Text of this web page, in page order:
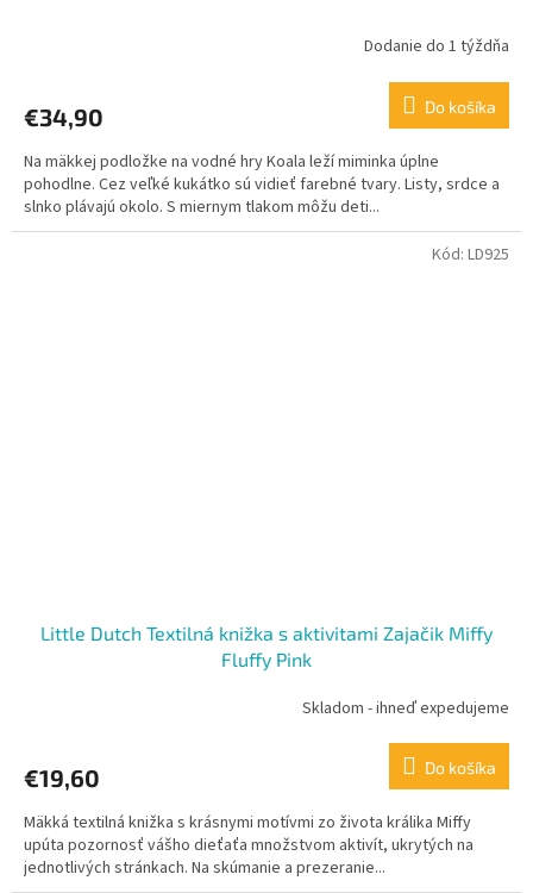
Dodanie do 1 týždňa
€34,90 Do košíka
Na mäkkej podložke na vodné hry Koala leží miminka úplne
pohodlne. Cez veľké kukátko sú vidieť farebné tvary. Listy, srdce a
slnko plávajú okolo. S miernym tlakom môžu deti...
Little Dutch Textilná knižka s aktivitami Zajačik Miffy
Fluffy Pink
Skladom - ihneď expedujeme
€19,60 Do košíka
Mäkká textilná knižka s krásnymi motívmi zo života králika Miffy
upúta pozornosť vášho dieťaťa množstvom aktivít, ukrytých na
jednotlivých stránkach. Na skúmanie a prezeranie...
Kód: LD925